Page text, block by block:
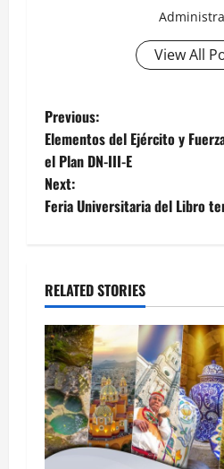
View All
Post
navigation
Previous:
Elementos del Ejército y
el Plan DN-III-E
Next:
Feria Universitaria del Libro
RELATED STORIES